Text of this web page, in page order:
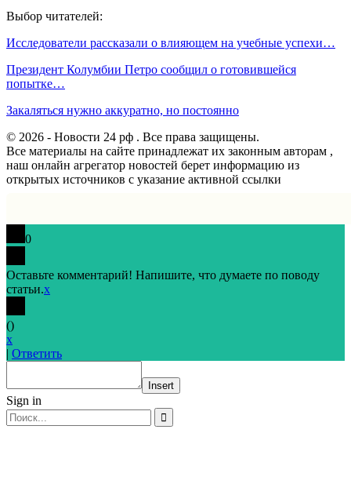
Выбор читателей:
Исследователи рассказали о влияющем на учебные успехи…
Президент Колумбии Петро сообщил о готовившейся
попытке…
Закаляться нужно аккуратно, но постоянно
© 2026 - Новости 24 рф . Все права защищены.
Все материалы на сайте принадлежат их законным авторам ,
наш онлайн агрегатор новостей берет информацию из
открытых источников с указание активной ссылки
0
Оставьте комментарий! Напишите, что думаете по поводу
статьи.x
()
x
| Ответить
Insert
Sign in